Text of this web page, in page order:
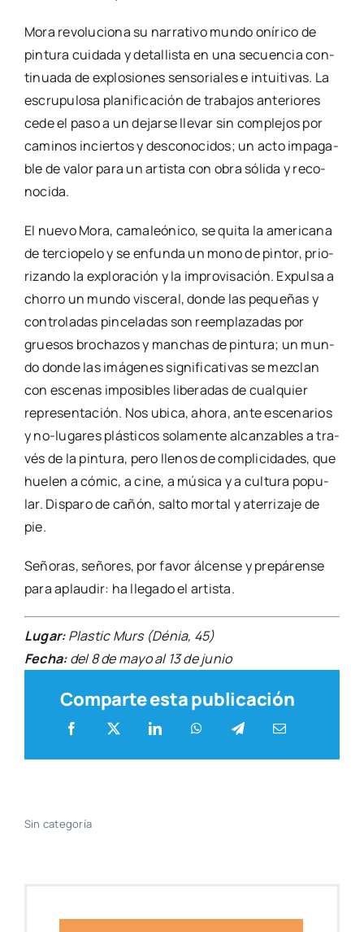
Mora revo­lu­cio­na su narra­ti­vo mun­do oní­ri­co de
pin­tu­ra cui­da­da y deta­llis­ta en una secuen­cia con­
ti­nua­da de explo­sio­nes sen­so­ria­les e intui­ti­vas. La
escru­pu­lo­sa pla­ni­fi­ca­ción de tra­ba­jos ante­rio­res
cede el paso a un dejar­se lle­var sin com­ple­jos por
cami­nos incier­tos y des­co­no­ci­dos; un acto impa­ga­
ble de valor para un artis­ta con obra sóli­da y reco­
no­ci­da.
El nue­vo Mora, cama­leó­ni­co, se qui­ta la ame­ri­ca­na
de ter­cio­pe­lo y se enfun­da un mono de pin­tor, prio­
ri­zan­do la explo­ra­ción y la impro­vi­sa­ción. Expul­sa a
cho­rro un mun­do vis­ce­ral, don­de las peque­ñas y
con­tro­la­das pin­ce­la­das son reem­pla­za­das por
grue­sos bro­cha­zos y man­chas de pin­tu­ra; un mun­
do don­de las imá­ge­nes sig­ni­fi­ca­ti­vas se mez­clan
con esce­nas impo­si­bles libe­ra­das de cual­quier
repre­sen­ta­ción. Nos ubi­ca, aho­ra, ante esce­na­rios
y no-luga­­res plás­ti­cos sola­men­te alcan­za­bles a tra­
vés de la pin­tu­ra, pero lle­nos de com­pli­ci­da­des, que
hue­len a cómic, a cine, a músi­ca y a cul­tu­ra popu­
lar. Dis­pa­ro de cañón, sal­to mor­tal y ate­rri­za­je de
pie.
Seño­ras, seño­res, por favor álcen­se y pre­pá­ren­se
para aplau­dir: ha lle­ga­do el artis­ta.
Lugar:Plas­tic Murs (Dénia, 45)
Fecha:del 8 de mayo al 13 de junio
Comparte esta publicación
Sin cate­go­ría